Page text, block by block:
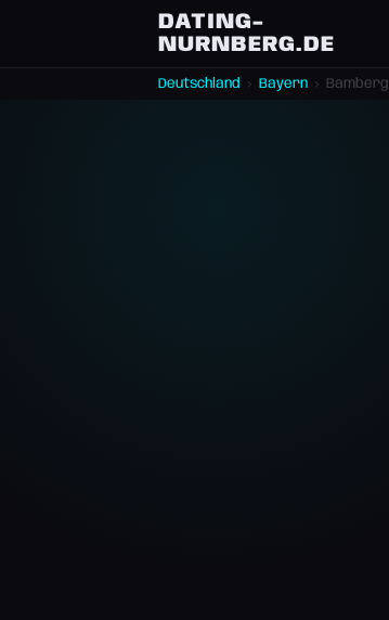
DATING-
NURNBERG.DE
Deutschland › Bayern › Bamberg